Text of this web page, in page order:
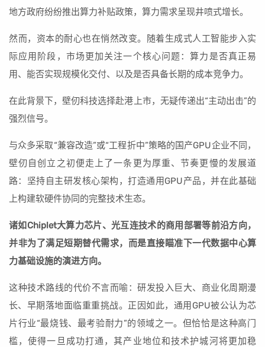
地方政府纷纷推出算力补贴政策，算力需求呈现井喷式增长。
然而，资本的耐心也在悄然改变。随着生成式人工智能步入实
际应用阶段，市场更加关注一个核心问题：算力是否真正易
用、能否实现规模化交付、以及是否具备长期的成本竞争力。
在此背景下，壁仞科技选择赴港上市，无疑传递出“主动出击”的
强烈信号。
与众多采取“兼容改造”或“工程折中”策略的国产GPU企业不同，
壁仞自创立之初便走上了一条更为厚重、节奏更慢的发展道
路：坚持自主研发核心架构，打造通用GPU产品，并在此基础
上构建软硬件协同的完整技术生态。
诸如Chiplet大算力芯片、光互连技术的商用部署等前沿方向，
并非为了满足短期替代需求，而是直接瞄准下一代数据中心算
力基础设施的演进方向。
这种技术路线的代价不言而喻：研发投入巨大、商业化周期漫
长、早期落地面临重重挑战。正因如此，通用GPU被公认为芯
片行业“最烧钱、最考验耐力”的领域之一。但恰恰是这种高门
槛，使得一旦成功打通，其产业地位和技术护城河将更加稳